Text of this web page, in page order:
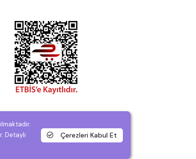
Detaylı
Çerezleri Kabul Et